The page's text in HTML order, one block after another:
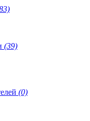
(39)
(0)